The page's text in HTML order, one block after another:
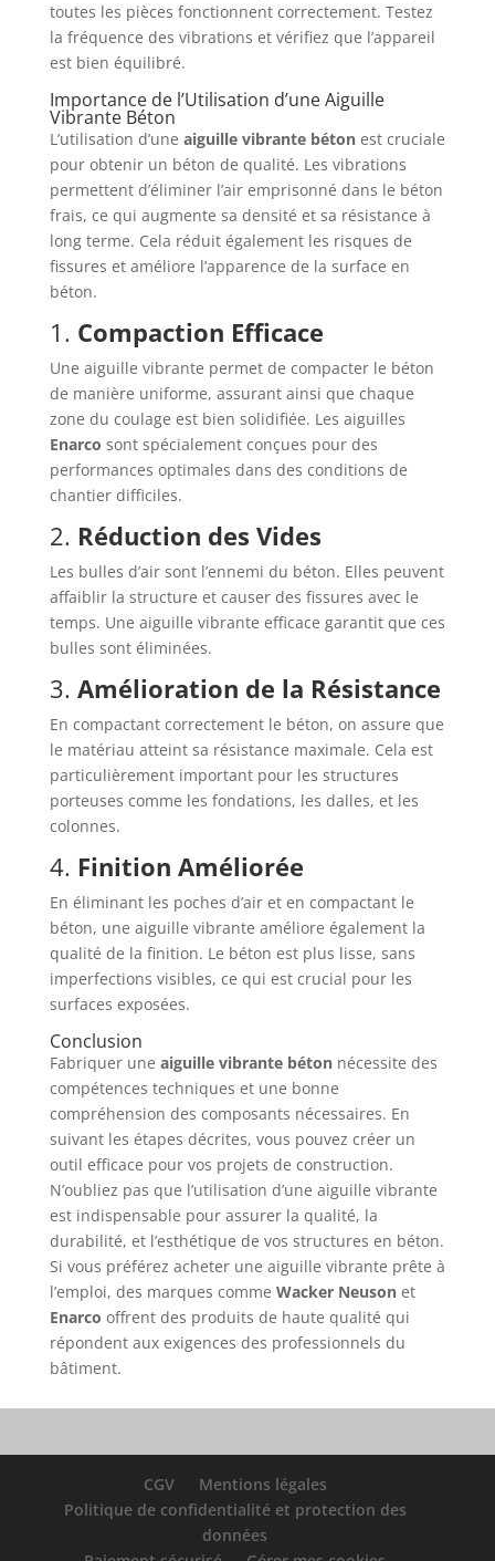
toutes les pièces fonctionnent correctement. Testez
la fréquence des vibrations et vérifiez que l’appareil
est bien équilibré.
Importance de l’Utilisation d’une Aiguille
Vibrante Béton
L’utilisation d’une aiguille vibrante bétonest cruciale
pour obtenir un béton de qualité. Les vibrations
permettent d’éliminer l’air emprisonné dans le béton
frais, ce qui augmente sa densité et sa résistance à
long terme. Cela réduit également les risques de
fissures et améliore l’apparence de la surface en
béton.
1. Compaction Efficace
Une aiguille vibrante permet de compacter le béton
de manière uniforme, assurant ainsi que chaque
zone du coulage est bien solidifiée. Les aiguilles
Enarco sont spécialement conçues pour des
performances optimales dans des conditions de
chantier difficiles.
2. Réduction des Vides
Les bulles d’air sont l’ennemi du béton. Elles peuvent
affaiblir la structure et causer des fissures avec le
temps. Une aiguille vibrante efficace garantit que ces
bulles sont éliminées.
3. Amélioration de la Résistance
En compactant correctement le béton, on assure que
le matériau atteint sa résistance maximale. Cela est
particulièrement important pour les structures
porteuses comme les fondations, les dalles, et les
colonnes.
4. Finition Améliorée
En éliminant les poches d’air et en compactant le
béton, une aiguille vibrante améliore également la
qualité de la finition. Le béton est plus lisse, sans
imperfections visibles, ce qui est crucial pour les
surfaces exposées.
Conclusion
Fabriquer une aiguille vibrante bétonnécessite des
compétences techniques et une bonne
compréhension des composants nécessaires. En
suivant les étapes décrites, vous pouvez créer un
outil efficace pour vos projets de construction.
N’oubliez pas que l’utilisation d’une aiguille vibrante
est indispensable pour assurer la qualité, la
durabilité, et l’esthétique de vos structures en béton.
Si vous préférez acheter une aiguille vibrante prête à
l’emploi, des marques comme Wacker Neusonet
Enarco offrent des produits de haute qualité qui
répondent aux exigences des professionnels du
bâtiment.
CGV
Mentions légales
Politique de confidentialité et protection des
données